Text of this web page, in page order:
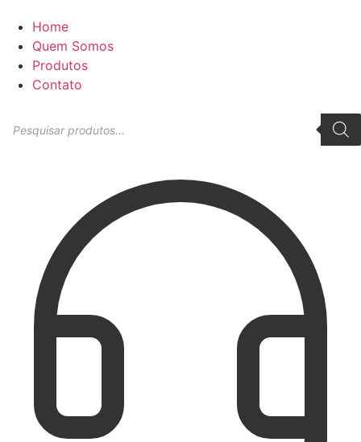
Home
Quem Somos
Produtos
Contato
produtos